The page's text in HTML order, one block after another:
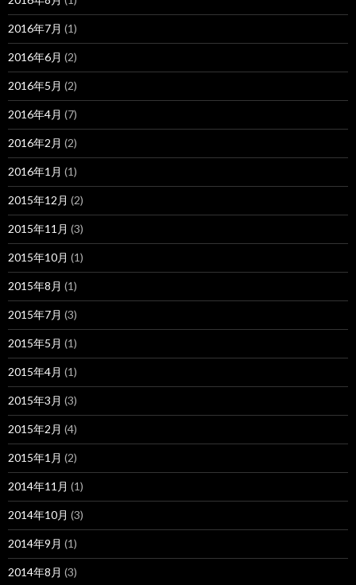
2016年7月 (1)
2016年6月 (2)
2016年5月 (2)
2016年4月 (7)
2016年2月 (2)
2016年1月 (1)
2015年12月 (2)
2015年11月 (3)
2015年10月 (1)
2015年8月 (1)
2015年7月 (3)
2015年5月 (1)
2015年4月 (1)
2015年3月 (3)
2015年2月 (4)
2015年1月 (2)
2014年11月 (1)
2014年10月 (3)
2014年9月 (1)
2014年8月 (3)